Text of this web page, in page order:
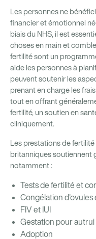
Les personnes ne
financier et émotionnel
biais du NHS, il est
choses en main et
fertilité sont un
aide les personnes à
peuvent soutenir les
prenant en charge les
tout en offrant
fertilité, un soutien en
cliniquement.
Les prestations de
britanniques soutiennent
notamment :
Tests de fertilité et
Congélation d'ovules
FIV et IUI
Gestation pour autrui
Adoption